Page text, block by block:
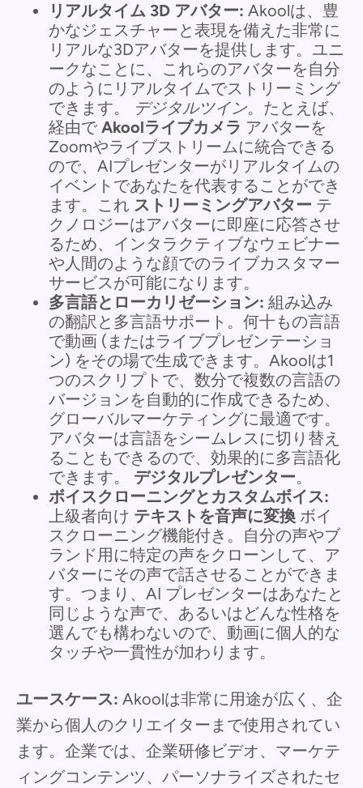
リアルタイム 3D アバター: Akoolは、豊
かなジェスチャーと表現を備えた非常に
リアルな3Dアバターを提供します。ユニ
ークなことに、これらのアバターを自分
のようにリアルタイムでストリーミング
できます。
デジタルツイン。たとえば、
経由でAkoolライブカメラ アバターを
Zoomやライブストリームに統合できる
ので、AIプレゼンターがリアルタイムの
イベントであなたを代表することができ
ます。これ ストリーミングアバター テ
クノロジーはアバターに即座に応答させ
るため、インタラクティブなウェビナー
や人間のような顔でのライブカスタマー
サービスが可能になります。
多言語とローカリゼーション: 組み込み
の翻訳と多言語サポート。何十もの言語
で動画 (またはライブプレゼンテーショ
ン) をその場で生成できます。Akoolは1
つのスクリプトで、数分で複数の言語の
バージョンを自動的に作成できるため、
グローバルマーケティングに最適です。
アバターは言語をシームレスに切り替え
ることもできるので、効果的に多言語化
できます。 デジタルプレゼンター。
ボイスクローニングとカスタムボイス:
上級者向け テキストを音声に変換 ボイ
スクローニング機能付き。自分の声やブ
ランド用に特定の声をクローンして、ア
バターにその声で話させることができま
す。つまり、AI プレゼンターはあなたと
同じような声で、あるいはどんな性格を
選んでも構わないので、動画に個人的な
タッチや一貫性が加わります。
ユースケース: Akoolは非常に用途が広く、企
業から個人のクリエイターまで使用されてい
ます。企業では、企業研修ビデオ、マーケテ
ィングコンテンツ、パーソナライズされたセ